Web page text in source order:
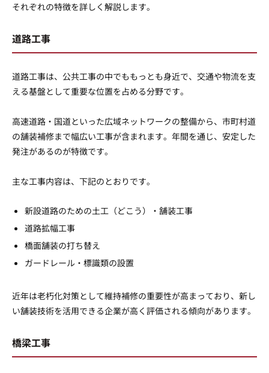
それぞれの特徴を詳しく解説します。
道路工事
道路工事は、公共工事の中でももっとも身近で、交通や物流を支
える基盤として重要な位置を占める分野です。
高速道路・国道といった広域ネットワークの整備から、市町村道
の舗装補修まで幅広い工事が含まれます。年間を通じ、安定した
発注があるのが特徴です。
主な工事内容は、下記のとおりです。
新設道路のための土工（どこう）・舗装工事
道路拡幅工事
橋面舗装の打ち替え
ガードレール・標識類の設置
近年は老朽化対策として維持補修の重要性が高まっており、新し
い舗装技術を活用できる企業が高く評価される傾向があります。
橋梁工事